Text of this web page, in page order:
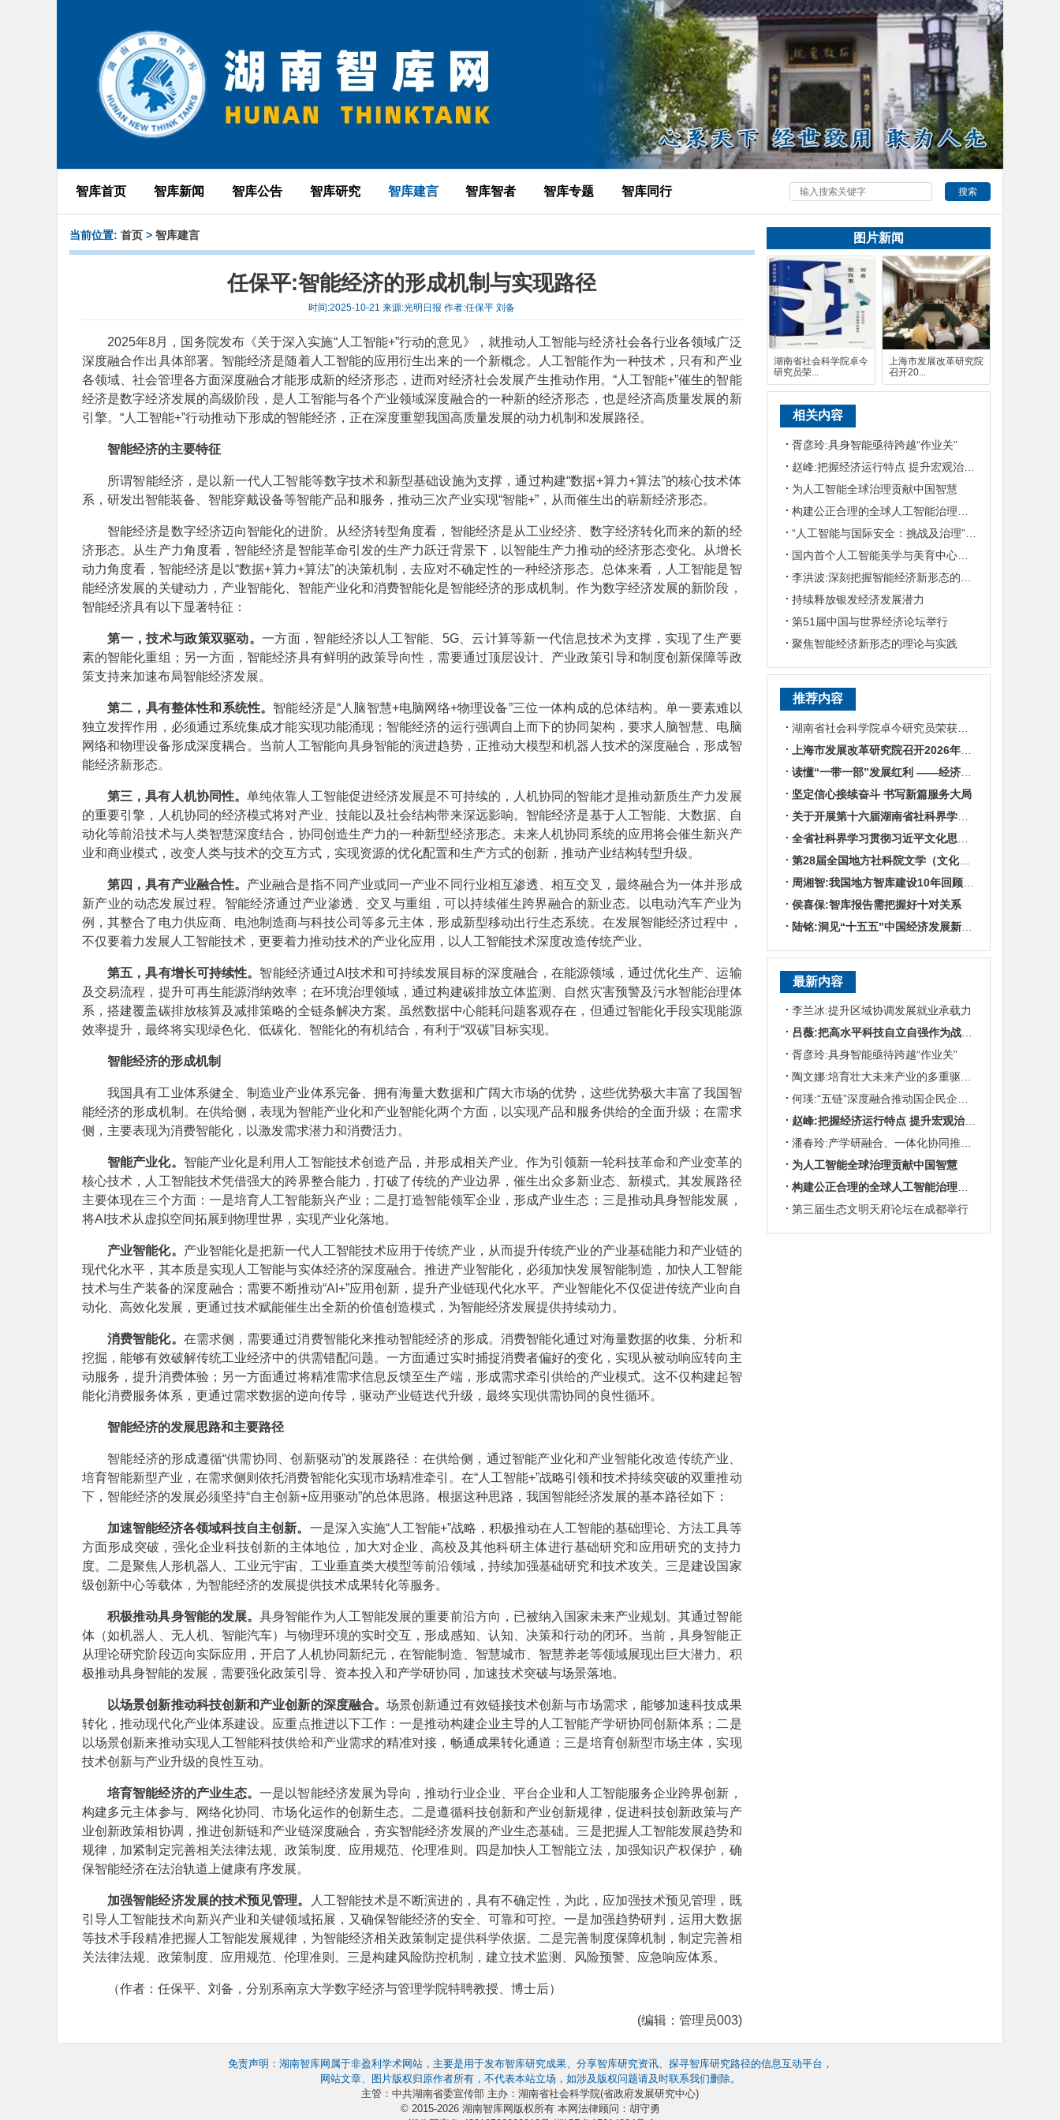
智库首页 智库新闻 智库公告 智库研究 智库建言 智库智者 智库专题 智库同行 搜索
当前位置: 首页 > 智库建言
任保平:智能经济的形成机制与实现路径
时间:2025-10-21 来源:光明日报 作者:任保平 刘备
2025年8月，国务院发布《关于深入实施“人工智能+”行动的意见》，就推动人工智能与经济社会各行业各领域广泛
深度融合作出具体部署。智能经济是随着人工智能的应用衍生出来的一个新概念。人工智能作为一种技术，只有和产业
各领域、社会管理各方面深度融合才能形成新的经济形态，进而对经济社会发展产生推动作用。“人工智能+”催生的智能
经济是数字经济发展的高级阶段，是人工智能与各个产业领域深度融合的一种新的经济形态，也是经济高质量发展的新
引擎。“人工智能+”行动推动下形成的智能经济，正在深度重塑我国高质量发展的动力机制和发展路径。
智能经济的主要特征
所谓智能经济，是以新一代人工智能等数字技术和新型基础设施为支撑，通过构建“数据+算力+算法”的核心技术体
系，研发出智能装备、智能穿戴设备等智能产品和服务，推动三次产业实现“智能+”，从而催生出的崭新经济形态。
智能经济是数字经济迈向智能化的进阶。从经济转型角度看，智能经济是从工业经济、数字经济转化而来的新的经
济形态。从生产力角度看，智能经济是智能革命引发的生产力跃迁背景下，以智能生产力推动的经济形态变化。从增长
动力角度看，智能经济是以“数据+算力+算法”的决策机制，去应对不确定性的一种经济形态。总体来看，人工智能是智
能经济发展的关键动力，产业智能化、智能产业化和消费智能化是智能经济的形成机制。作为数字经济发展的新阶段，
智能经济具有以下显著特征：
第一，技术与政策双驱动。一方面，智能经济以人工智能、5G、云计算等新一代信息技术为支撑，实现了生产要
素的智能化重组；另一方面，智能经济具有鲜明的政策导向性，需要通过顶层设计、产业政策引导和制度创新保障等政
策支持来加速布局智能经济发展。
第二，具有整体性和系统性。 智能经济是“人脑智慧+电脑网络+物理设备”三位一体构成的总体结构。单一要素难以
独立发挥作用，必须通过系统集成才能实现功能涌现；智能经济的运行强调自上而下的协同架构，要求人脑智慧、电脑
网络和物理设备形成深度耦合。当前人工智能向具身智能的演进趋势，正推动大模型和机器人技术的深度融合，形成智
能经济新形态。
第三，具有人机协同性。单纯依靠人工智能促进经济发展是不可持续的，人机协同的智能才是推动新质生产力发展
的重要引擎，人机协同的经济模式将对产业、技能以及社会结构带来深远影响。智能经济是基于人工智能、大数据、自
动化等前沿技术与人类智慧深度结合，协同创造生产力的一种新型经济形态。未来人机协同系统的应用将会催生新兴产
业和商业模式，改变人类与技术的交互方式，实现资源的优化配置和生产方式的创新，推动产业结构转型升级。
第四，具有产业融合性。 产业融合是指不同产业或同一产业不同行业相互渗透、相互交叉，最终融合为一体并形成
新产业的动态发展过程。智能经济通过产业渗透、交叉与重组，可以持续催生跨界融合的新业态。以电动汽车产业为
例，其整合了电力供应商、电池制造商与科技公司等多元主体，形成新型移动出行生态系统。在发展智能经济过程中，
不仅要着力发展人工智能技术，更要着力推动技术的产业化应用，以人工智能技术深度改造传统产业。
第五，具有增长可持续性。 智能经济通过AI技术和可持续发展目标的深度融合，在能源领域，通过优化生产、运输
及交易流程，提升可再生能源消纳效率；在环境治理领域，通过构建碳排放立体监测、自然灾害预警及污水智能治理体
系，搭建覆盖碳排放核算及减排策略的全链条解决方案。虽然数据中心能耗问题客观存在，但通过智能化手段实现能源
效率提升，最终将实现绿色化、低碳化、智能化的有机结合，有利于“双碳”目标实现。
智能经济的形成机制
我国具有工业体系健全、制造业产业体系完备、拥有海量大数据和广阔大市场的优势，这些优势极大丰富了我国智
能经济的形成机制。在供给侧，表现为智能产业化和产业智能化两个方面，以实现产品和服务供给的全面升级；在需求
侧，主要表现为消费智能化，以激发需求潜力和消费活力。
智能产业化。 智能产业化是利用人工智能技术创造产品，并形成相关产业。作为引领新一轮科技革命和产业变革的
核心技术，人工智能技术凭借强大的跨界整合能力，打破了传统的产业边界，催生出众多新业态、新模式。其发展路径
主要体现在三个方面：一是培育人工智能新兴产业；二是打造智能领军企业，形成产业生态；三是推动具身智能发展，
将AI技术从虚拟空间拓展到物理世界，实现产业化落地。
产业智能化。 产业智能化是把新一代人工智能技术应用于传统产业，从而提升传统产业的产业基础能力和产业链的
现代化水平，其本质是实现人工智能与实体经济的深度融合。推进产业智能化，必须加快发展智能制造，加快人工智能
技术与生产装备的深度融合；需要不断推动“AI+”应用创新，提升产业链现代化水平。产业智能化不仅促进传统产业向自
动化、高效化发展，更通过技术赋能催生出全新的价值创造模式，为智能经济发展提供持续动力。
消费智能化。 在需求侧，需要通过消费智能化来推动智能经济的形成。消费智能化通过对海量数据的收集、分析和
挖掘，能够有效破解传统工业经济中的供需错配问题。一方面通过实时捕捉消费者偏好的变化，实现从被动响应转向主
动服务，提升消费体验；另一方面通过将精准需求信息反馈至生产端，形成需求牵引供给的产业模式。这不仅构建起智
能化消费服务体系，更通过需求数据的逆向传导，驱动产业链迭代升级，最终实现供需协同的良性循环。
智能经济的发展思路和主要路径
智能经济的形成遵循“供需协同、创新驱动”的发展路径：在供给侧，通过智能产业化和产业智能化改造传统产业、
培育智能新型产业，在需求侧则依托消费智能化实现市场精准牵引。在“人工智能+”战略引领和技术持续突破的双重推动
下，智能经济的发展必须坚持“自主创新+应用驱动”的总体思路。根据这种思路，我国智能经济发展的基本路径如下：
加速智能经济各领域科技自主创新。 一是深入实施“人工智能+”战略，积极推动在人工智能的基础理论、方法工具等
方面形成突破，强化企业科技创新的主体地位，加大对企业、高校及其他科研主体进行基础研究和应用研究的支持力
度。二是聚焦人形机器人、工业元宇宙、工业垂直类大模型等前沿领域，持续加强基础研究和技术攻关。三是建设国家
级创新中心等载体，为智能经济的发展提供技术成果转化等服务。
积极推动具身智能的发展。具身智能作为人工智能发展的重要前沿方向，已被纳入国家未来产业规划。其通过智能
体（如机器人、无人机、智能汽车）与物理环境的实时交互，形成感知、认知、决策和行动的闭环。当前，具身智能正
从理论研究阶段迈向实际应用，开启了人机协同新纪元，在智能制造、智慧城市、智慧养老等领域展现出巨大潜力。积
极推动具身智能的发展，需要强化政策引导、资本投入和产学研协同，加速技术突破与场景落地。
以场景创新推动科技创新和产业创新的深度融合。场景创新通过有效链接技术创新与市场需求，能够加速科技成果
转化，推动现代化产业体系建设。应重点推进以下工作：一是推动构建企业主导的人工智能产学研协同创新体系；二是
以场景创新来推动实现人工智能科技供给和产业需求的精准对接，畅通成果转化通道；三是培育创新型市场主体，实现
技术创新与产业升级的良性互动。
培育智能经济的产业生态。一是以智能经济发展为导向，推动行业企业、平台企业和人工智能服务企业跨界创新，
构建多元主体参与、网络化协同、市场化运作的创新生态。二是遵循科技创新和产业创新规律，促进科技创新政策与产
业创新政策相协调，推进创新链和产业链深度融合，夯实智能经济发展的产业生态基础。三是把握人工智能发展趋势和
规律，加紧制定完善相关法律法规、政策制度、应用规范、伦理准则。四是加快人工智能立法，加强知识产权保护，确
保智能经济在法治轨道上健康有序发展。
加强智能经济发展的技术预见管理。
人工智能技术是不断演进的，具有不确定性，为此，应加强技术预见管理，既
引导人工智能技术向新兴产业和关键领域拓展，又确保智能经济的安全、可靠和可控。一是加强趋势研判，运用大数据
等技术手段精准把握人工智能发展规律，为智能经济相关政策制定提供科学依据。二是完善制度保障机制，制定完善相
关法律法规、政策制度、应用规范、伦理准则。三是构建风险防控机制，建立技术监测、风险预警、应急响应体系。
（作者：任保平、刘备，分别系南京大学数字经济与管理学院特聘教授、博士后）
(编辑：管理员003)
图片新闻
湖南省社会科学院卓今
研究员荣...
上海市发展改革研究院
召开20...
相关内容
胥彦玲:具身智能亟待跨越“作业关”
赵峰:把握经济运行特点 提升宏观治理效能
为人工智能全球治理贡献中国智慧
“人工智能与国际安全：挑战及治理”国际学术研讨会在京召开
国内首个人工智能美学与美育中心在南开大学成立
持续释放银发经济发展潜力
第51届中国与世界经济论坛举行
聚焦智能经济新形态的理论与实践
推荐内容
湖南省社会科学院卓今研究员荣获第九届鲁迅文学奖
上海市发展改革研究院召开2026年半年度工作会议
读懂“一带一部”发展红利 ——经济学专家谈湖南区位优势
坚定信心接续奋斗 书写新篇服务大局
关于开展第十六届湖南省社科界学术年会征文活动的通知
第28届全国地方社科院文学（文化）所所长联席会暨“数智时代地方文化IP建设”学术研讨
周湘智:我国地方智库建设10年回顾与展望
侯喜保:智库报告需把握好十对关系
陆铭:洞见“十五五”中国经济发展新趋势——对话上海交通大学中国发展研究院执行院长陆铭
最新内容
李兰冰:提升区域协调发展就业承载力
吕薇:把高水平科技自立自强作为战略支撑
胥彦玲:具身智能亟待跨越“作业关”
陶文娜:培育壮大未来产业的多重驱动机制
何瑛:“五链”深度融合推动国企民企协同发展
赵峰:把握经济运行特点 提升宏观治理效能
潘春玲:产学研融合、一体化协同推动农业科技创新
为人工智能全球治理贡献中国智慧
构建公正合理的全球人工智能治理体系
第三届生态文明天府论坛在成都举行
免责声明：湖南智库网属于非盈利学术网站，主要是用于发布智库研究成果、分享智库研究资讯、探寻智库研究路径的信息互动平台，
网站文章、图片版权归原作者所有，不代表本站立场，如涉及版权问题请及时联系我们删除。
主管：中共湖南省委宣传部 主办：湖南省社会科学院(省政府发展研究中心)
© 2015-2026 湖南智库网版权所有 本网法律顾问：胡守勇